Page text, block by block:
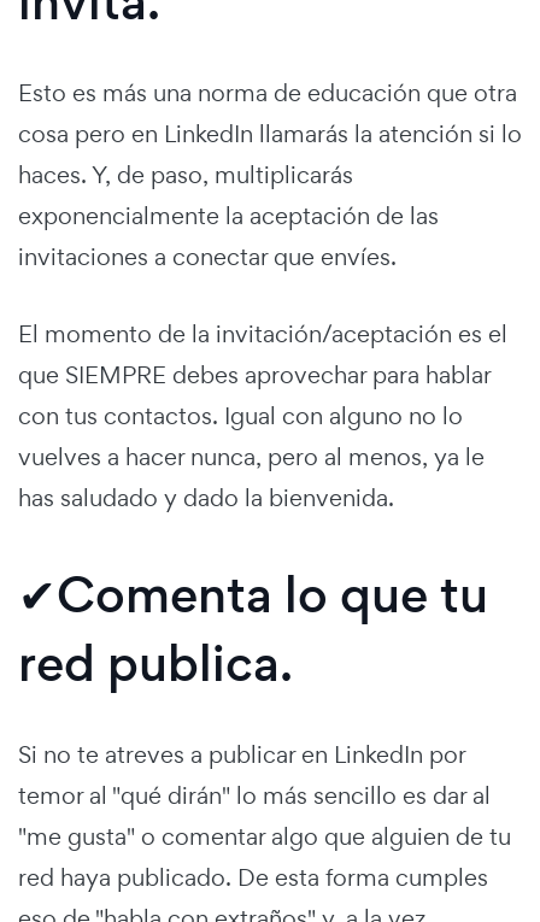
Esto es más una norma de educación que otra
cosa pero en LinkedIn llamarás la atención si lo
haces. Y, de paso, multiplicarás
exponencialmente la aceptación de las
invitaciones a conectar que envíes.
El momento de la invitación/aceptación es el
que SIEMPRE debes aprovechar para hablar
con tus contactos. Igual con alguno no lo
vuelves a hacer nunca, pero al menos, ya le
has saludado y dado la bienvenida.
✔Comenta lo que tu
red publica.
Si no te atreves a publicar en LinkedIn por
temor al "qué dirán" lo más sencillo es dar al
"me gusta" o comentar algo que alguien de tu
red haya publicado. De esta forma cumples